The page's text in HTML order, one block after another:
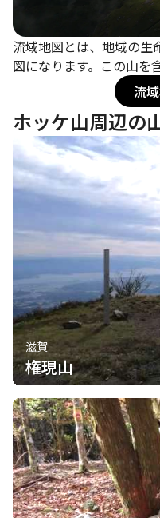
流域地図とは、地域の生
図になります。この山を
流
ホッケ山周辺の
滋賀
権現山